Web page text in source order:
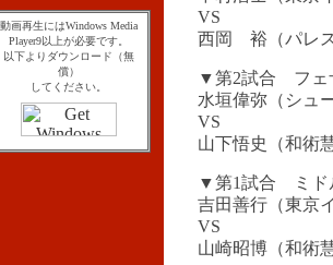
動画再生にはWindows Media
Player9以上が必要です。
以下よりダウンロード（無
償）
してください。
VS
西岡 裕（パレ
▼第2試合 フェ
水垣偉弥（シュ
VS
山下悟史（和術
▼第1試合 ミド
吉田善行（東京
VS
山崎昭博（和術